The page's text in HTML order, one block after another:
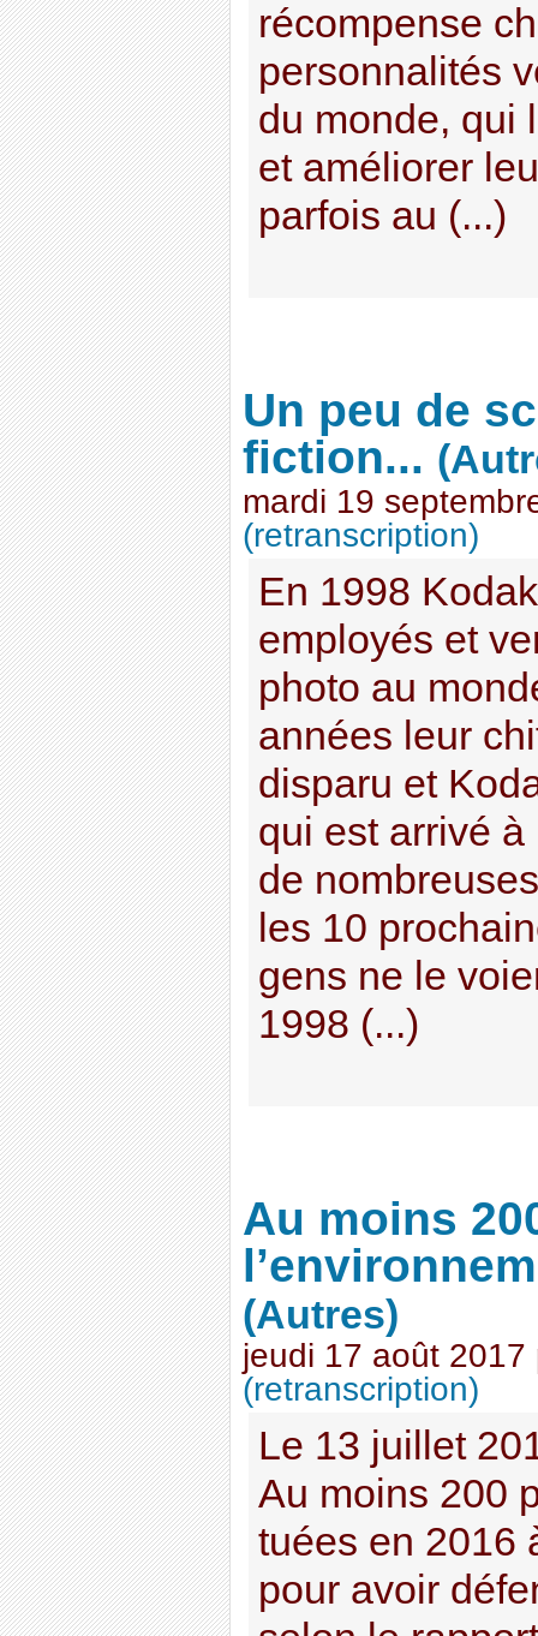
récompense
personnalités
du monde, qui
et améliorer
parfois au (...)
Un peu de
fiction...
mardi 19
(retranscription)
En 1998
employés et
photo au
années leur
disparu et
qui est arrivé
de
les 10
gens ne le
1998 (...)
Au moins
(Autres)
jeudi 17 août 2017
(retranscription)
Le 13 juillet
Au moins 200
tuées en 2016
pour avoir